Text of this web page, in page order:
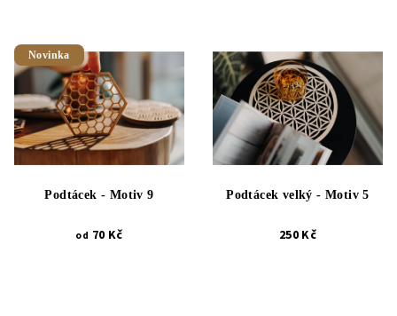
Novinka
Podtácek - Motiv 9
od 70 Kč
Podtácek velký - Motiv 5
250 Kč